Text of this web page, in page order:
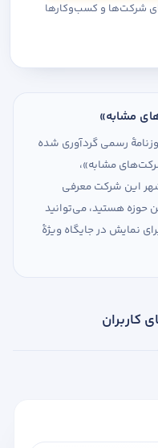
شرکت‌ها و کسب‌وکارها
مشابه»
رسمی گردآوری شده
مشابه»،
این شرکت معرفی
هستید، می‌توانید
نمایش در جایگاه ویژهٔ
کاربران